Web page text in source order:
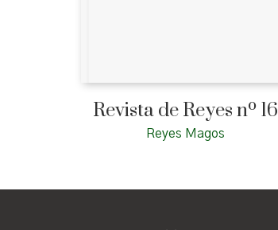
Revista de Reyes nº 16
Reyes Magos